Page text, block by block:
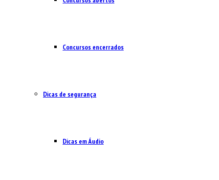
Concursos encerrados
Dicas de segurança
Dicas em Áudio